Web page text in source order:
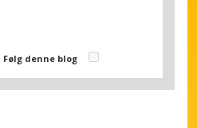
Følg denne blog